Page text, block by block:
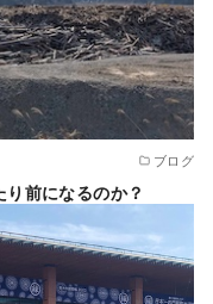
ブログ
前になるのか？